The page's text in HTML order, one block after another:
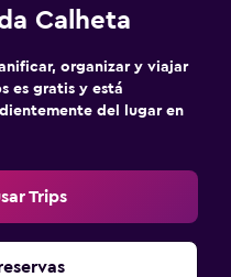
Calheta
organizar y viajar
es gratis y está
del lugar en
Trips